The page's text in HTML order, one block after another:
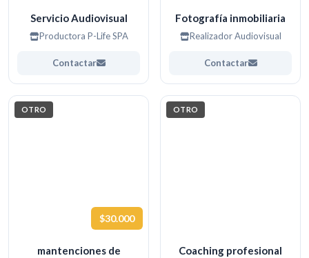
Servicio Audiovisual
Productora P-Life SPA
Contactar
Fotografía inmobiliaria
Realizador Audiovisual
Contactar
OTRO
$30.000
mantenciones de
OTRO
Coaching profesional